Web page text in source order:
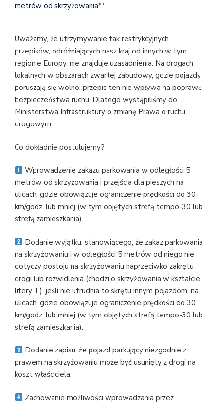
metrów od skrzyżowania**.
Uważamy, że utrzymywanie tak restrykcyjnych
przepisów, odróżniających nasz kraj od innych w tym
regionie Europy, nie znajduje uzasadnienia. Na drogach
lokalnych w obszarach zwartej zabudowy, gdzie pojazdy
poruszają się wolno, przepis ten nie wpływa na poprawę
bezpieczeństwa ruchu. Dlatego wystąpiliśmy do
Ministerstwa Infrastruktury o zmianę Prawa o ruchu
drogowym.
Co dokładnie postulujemy?
Wprowadzenie zakazu parkowania w odległości 5
metrów od skrzyżowania i przejścia dla pieszych na
ulicach, gdzie obowiązuje ograniczenie prędkości do 30
km/godz. lub mniej (w tym objętych strefą tempo-30 lub
strefą zamieszkania).
Dodanie wyjątku, stanowiącego, że zakaz parkowania
na skrzyżowaniu i w odległości 5 metrów od niego nie
dotyczy postoju na skrzyżowaniu naprzeciwko zakrętu
drogi lub rozwidlenia (chodzi o skrzyżowania w kształcie
litery T), jeśli nie utrudnia to skrętu innym pojazdom, na
ulicach, gdzie obowiązuje ograniczenie prędkości do 30
km/godz. lub mniej (w tym objętych strefą tempo-30 lub
strefą zamieszkania).
Dodanie zapisu, że pojazd parkujący niezgodnie z
prawem na skrzyżowaniu może być usunięty z drogi na
koszt właściciela.
Zachowanie możliwości wprowadzania przez